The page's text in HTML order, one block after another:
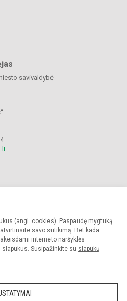
(angl. cookies). Paspaudę mygtuką
savo sutikimą. Bet kada
interneto naršyklės
Susipažinkite su slapukų
savivaldybė
sutikimo griežtai draudžiama.
Slapukų politika